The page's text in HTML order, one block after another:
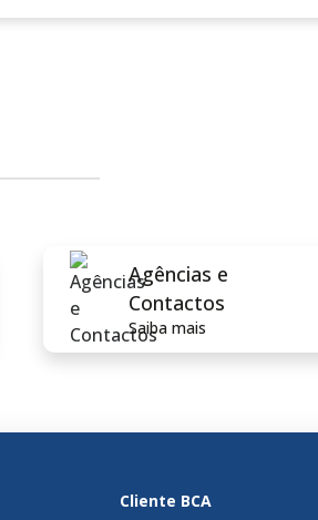
Agências e
Contactos
Saiba mais
Cliente BCA